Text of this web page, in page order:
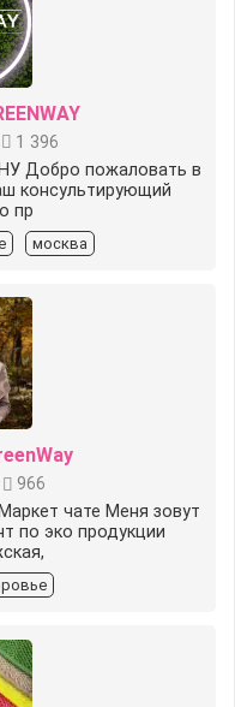
1 396
Добро пожаловать в
консультирующий
пр
москва
966
чате Меня зовут
по эко продукции